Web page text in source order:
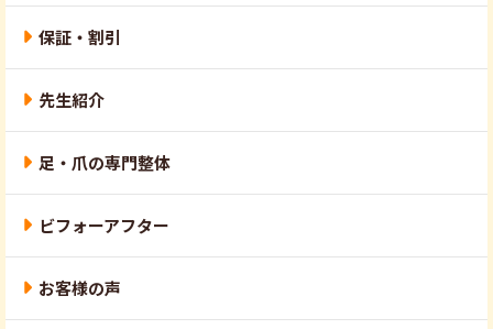
保証・割引
先生紹介
足・爪の専門整体
ビフォーアフター
お客様の声